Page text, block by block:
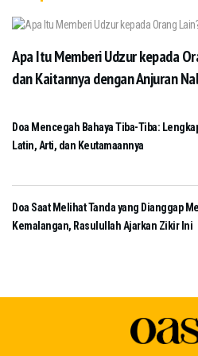
Apa Itu Memberi Udzur kepada
dan Kaitannya dengan Anjuran
Doa Mencegah Bahaya Tiba-Tiba:
Latin, Arti, dan Keutamaannya
Doa Saat Melihat Tanda yang Dianggap
Kemalangan, Rasulullah Ajarkan Zikir Ini